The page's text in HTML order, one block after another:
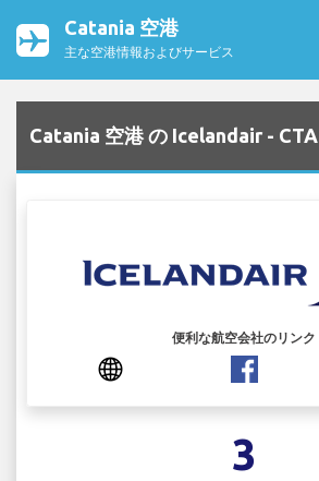
Catania 空港
主な空港情報およびサービス
Catania 空港 の Icelandair - CTA
便利な航空会社のリンク
3